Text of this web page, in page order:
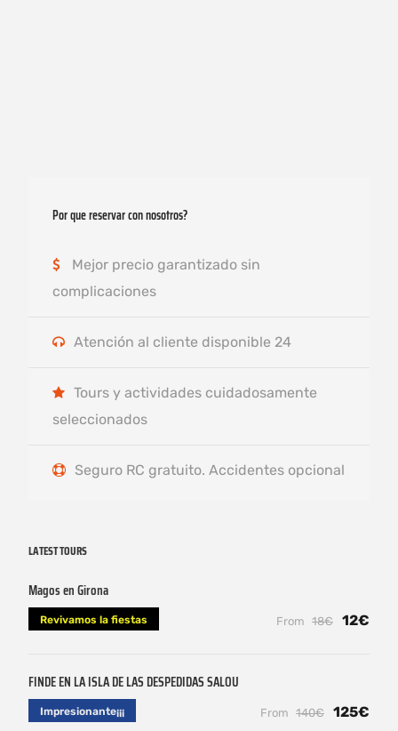
Por que reservar con nosotros?
Mejor precio garantizado sin
complicaciones
Atención al cliente disponible 24
Tours y actividades cuidadosamente
seleccionados
Seguro RC gratuito. Accidentes opcional
LATEST TOURS
Magos en Girona
Revivamos la fiestas From 18€ 12€
FINDE EN LA ISLA DE LAS DESPEDIDAS SALOU
Impresionante¡¡¡ From 140€ 125€